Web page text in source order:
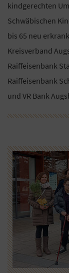
kindgerechten
Schwäbischen
bis 65 neu
Kreisverband
Raiffeisenbank
Raiffeisenbank
und VR Bank